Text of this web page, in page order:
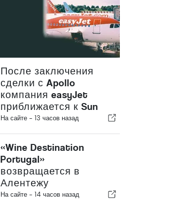
После заключения
сделки с Apollo
компания easyJet
приближается к Sun
На сайте - 13 часов назад
«Wine Destination
Portugal»
возвращается в
Алентежу
На сайте - 14 часов назад